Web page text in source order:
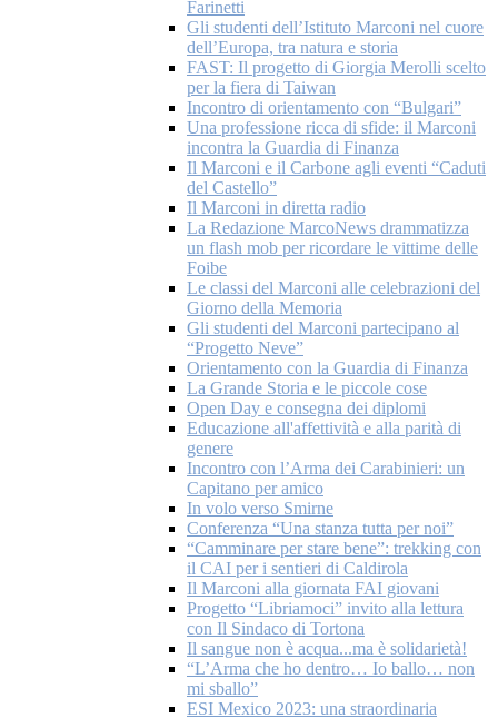
Farinetti
Gli studenti dell’Istituto Marconi nel cuore
dell’Europa, tra natura e storia
FAST: Il progetto di Giorgia Merolli scelto
per la fiera di Taiwan
Incontro di orientamento con “Bulgari”
Una professione ricca di sfide: il Marconi
incontra la Guardia di Finanza
Il Marconi e il Carbone agli eventi “Caduti
del Castello”
Il Marconi in diretta radio
La Redazione MarcoNews drammatizza
un flash mob per ricordare le vittime delle
Foibe
Le classi del Marconi alle celebrazioni del
Giorno della Memoria
Gli studenti del Marconi partecipano al
“Progetto Neve”
Orientamento con la Guardia di Finanza
La Grande Storia e le piccole cose
Open Day e consegna dei diplomi
Educazione all'affettività e alla parità di
genere
Incontro con l’Arma dei Carabinieri: un
Capitano per amico
In volo verso Smirne
Conferenza “Una stanza tutta per noi”
“Camminare per stare bene”: trekking con
il CAI per i sentieri di Caldirola
Il Marconi alla giornata FAI giovani
Progetto “Libriamoci” invito alla lettura
con Il Sindaco di Tortona
Il sangue non è acqua...ma è solidarietà!
“L’Arma che ho dentro… Io ballo… non
mi sballo”
ESI Mexico 2023: una straordinaria